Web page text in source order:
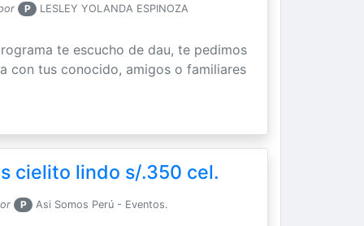
P LESLEY YOLANDA ESPINOZA
te escucho de dau, te pedimos
con tus conocido, amigos o familiares
cielito lindo s/.350 cel.
P Asi Somos Perú - Eventos.